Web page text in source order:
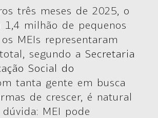
três meses de 2025, o
1,4 milhão de pequenos
MEIs representaram
segundo a Secretaria
Social do
tanta gente em busca
de crescer, é natural
MEI pode